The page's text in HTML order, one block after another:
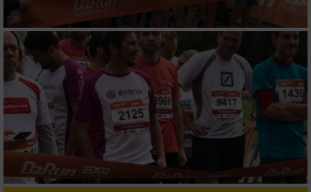
Verwendung von Profilen zur Auswahl
personalisierter Werbung
Erstellung von Profilen zur Personalisierung
von Inhalten
Verwendung von Profilen zur Auswahl
personalisierter Inhalte
Messung der Werbeleistung